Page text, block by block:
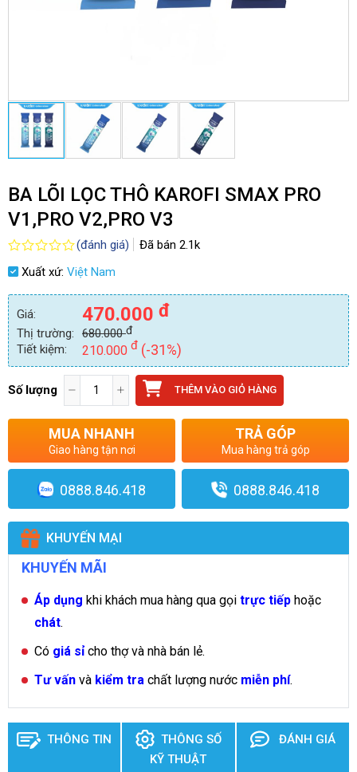
BA LÕI LỌC THÔ KAROFI SMAX PRO
V1,PRO V2,PRO V3
Được
xếp
0.0
5
sao
(đánh giá) Đã bán2.1k
Xuất xứ: Việt Nam
Giá: 470.000 đ
Thị trường: 680.000đ
Tiết kiệm: 210.000 đ (-31%)
Số lượng THÊM VÀO GIỎ HÀNG
MUA NHANH
Giao hàng tận nơi
TRẢ GÓP
Mua hàng trả góp
0888.846.418 0888.846.418
KHUYẾN MẠI
KHUYẾN MÃI
Áp dụng khi khách mua hàng qua gọi trực tiếp hoặc
chát.
Có giá sỉcho thợ và nhà bán lẻ.
Tư vấn và kiểm tra chất lượng nước miễn phí.
THÔNG TIN
THÔNG SỐ
KỸ THUẬT
ĐÁNH GIÁ